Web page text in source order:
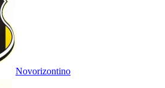
Novorizontino